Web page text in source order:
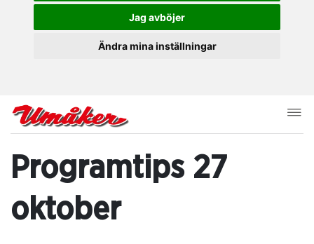
Jag avböjer
Ändra mina inställningar
Programtips 27
oktober